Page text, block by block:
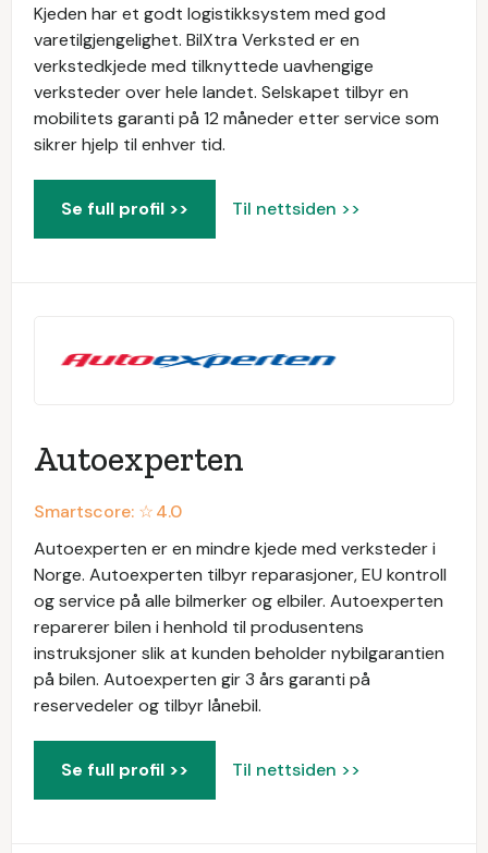
Kjeden har et godt logistikksystem med god
varetilgjengelighet. BilXtra Verksted er en
verkstedkjede med tilknyttede uavhengige
verksteder over hele landet. Selskapet tilbyr en
mobilitets garanti på 12 måneder etter service som
sikrer hjelp til enhver tid.
Se full profil >> Til nettsiden >>
Autoexperten
Smartscore: ☆4.0
Autoexperten er en mindre kjede med verksteder i
Norge. Autoexperten tilbyr reparasjoner, EU kontroll
og service på alle bilmerker og elbiler. Autoexperten
reparerer bilen i henhold til produsentens
instruksjoner slik at kunden beholder nybilgarantien
på bilen. Autoexperten gir 3 års garanti på
reservedeler og tilbyr lånebil.
Se full profil >> Til nettsiden >>